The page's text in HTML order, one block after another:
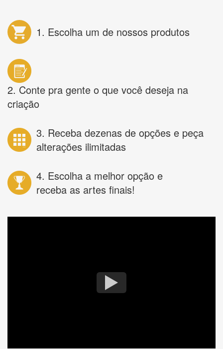
1. Escolha um de nossos produtos
2. Conte pra gente o que você deseja na
criação
3. Receba dezenas de opções e peça
alterações ilimitadas
4. Escolha a melhor opção e
receba as artes finais!